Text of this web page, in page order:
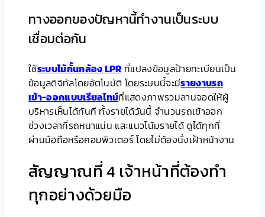
ทางออกของปัญหานี้ทำงานเป็นระบบ
เชื่อมต่อกัน
ใช้ระบบไม้กั้นกล้อง LPR ที่แปลงข้อมูลป้ายทะเบียนเป็น
ข้อมูลดิจิทัลโดยอัตโนมัติ โดยระบบนี้จะมีรายงานรถ
เข้า-ออกแบบเรียลไทม์ที่แสดงภาพรวมลานจอดให้ผู้
บริหารเห็นได้ทันที ทั้งรายได้วันนี้ จำนวนรถเข้าออก
ช่วงเวลาที่รถหนาแน่น และแนวโน้มรายได้ ดูได้ทุกที่
ผ่านมือถือหรือคอมพิวเตอร์ โดยไม่ต้องนั่งเฝ้าหน้างาน
สัญญาณที่ 4 เจ้าหน้าที่ต้องทำ
ทุกอย่างด้วยมือ